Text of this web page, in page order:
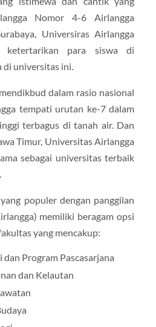
Nomor 4-6 Airlangga
Universiras Airlangga
ketertarikan para siswa di
di universitas ini.
dalam rasio nasional
tempati urutan ke-7 dalam
terbagus di tanah air. Dan
Timur, Universitas Airlangga
sebagai universitas terbaik
populer dengan panggilan
memiliki beragam opsi
yang mencakup:
dan Program Pascasarjana
dan Kelautan